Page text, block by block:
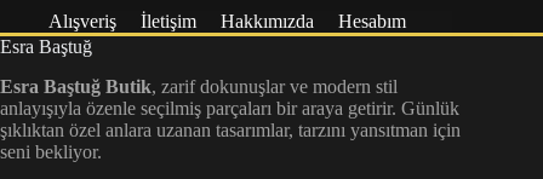
Alışveriş İletişim Hakkımızda
Hesabım
Esra Baştuğ
Esra Baştuğ Butik, zarif dokunuşlar ve modern stil
anlayışıyla özenle seçilmiş parçaları bir araya getirir. Günlük
şıklıktan özel anlara uzanan tasarımlar, tarzını yansıtman için
seni bekliyor.